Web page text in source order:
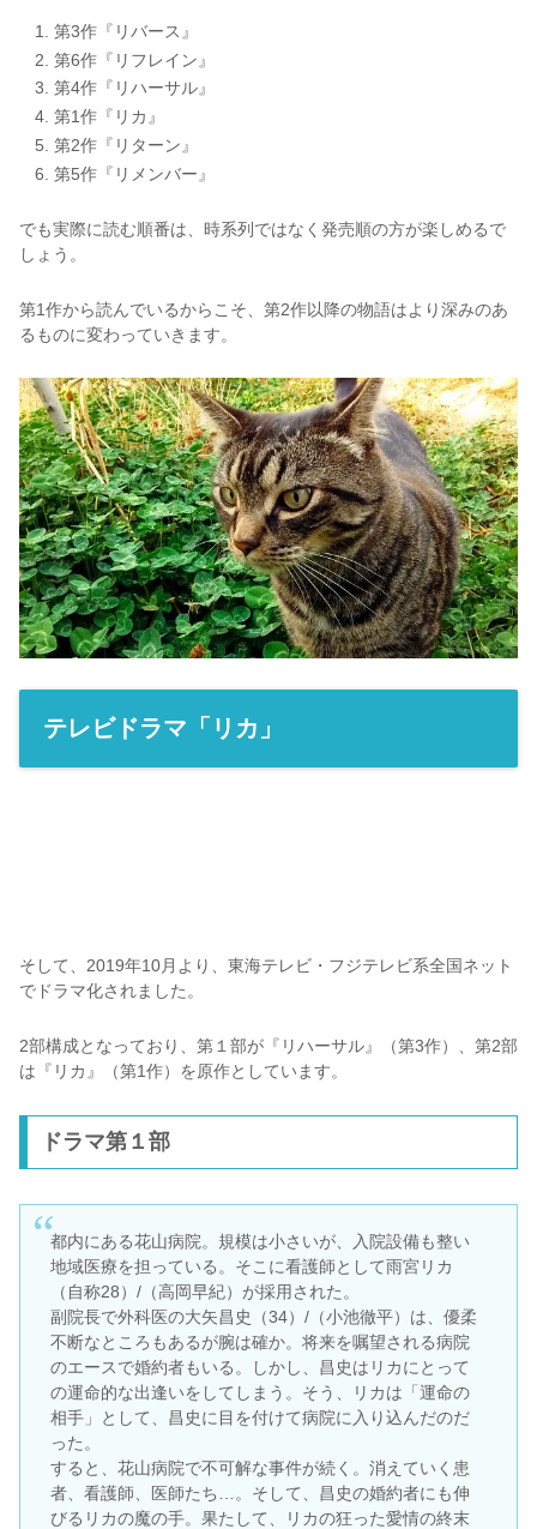
第3作『リバース』
第6作『リフレイン』
第4作『リハーサル』
第1作『リカ』
第2作『リターン』
第5作『リメンバー』
でも実際に読む順番は、時系列ではなく発売順の方が楽しめるで
しょう。
第1作から読んでいるからこそ、第2作以降の物語はより深みのあ
るものに変わっていきます。
テレビドラマ「リカ」
そして、2019年10月より、東海テレビ・フジテレビ系全国ネット
でドラマ化されました。
2部構成となっており、第１部が『リハーサル』（第3作）、第2部
は『リカ』（第1作）を原作としています。
ドラマ第１部
都内にある花山病院。規模は小さいが、入院設備も整い
地域医療を担っている。そこに看護師として雨宮リカ
（自称28）/（高岡早紀）が採用された。
副院長で外科医の大矢昌史（34）/（小池徹平）は、優柔
不断なところもあるが腕は確か。将来を嘱望される病院
のエースで婚約者もいる。しかし、昌史はリカにとって
の運命的な出逢いをしてしまう。そう、リカは「運命の
相手」として、昌史に目を付けて病院に入り込んだのだ
った。
すると、花山病院で不可解な事件が続く。消えていく患
者、看護師、医師たち…。そして、昌史の婚約者にも伸
びるリカの魔の手。果たして、リカの狂った愛情の終末